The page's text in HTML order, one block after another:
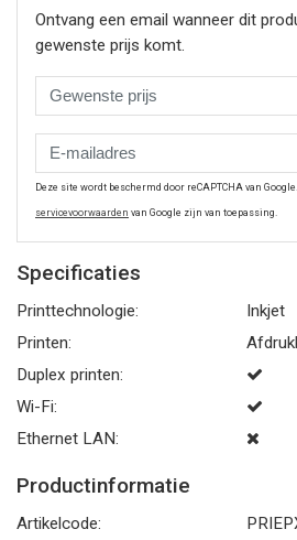
Ontvang een email wanneer dit
gewenste prijs komt.
Deze site wordt beschermd door reCAPTCHA van
servicevoorwaarden van Google zijn van toepassing.
Specificaties
Printtechnologie:
Inkjet
Printen:
Duplex printen:
Wi-Fi:
Ethernet LAN:
Productinformatie
Artikelcode: